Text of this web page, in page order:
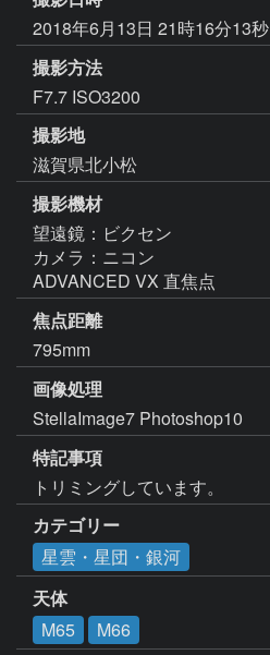
2018年6月13日 21時16分13秒
撮影方法
F7.7 ISO3200
撮影地
滋賀県北小松
撮影機材
望遠鏡：ビクセン
カメラ：ニコン
ADVANCED VX 直焦点
焦点距離
795mm
画像処理
StellaImage7 Photoshop10
特記事項
トリミングしています。
カテゴリー
星雲・星団・銀河
天体
M65
M66